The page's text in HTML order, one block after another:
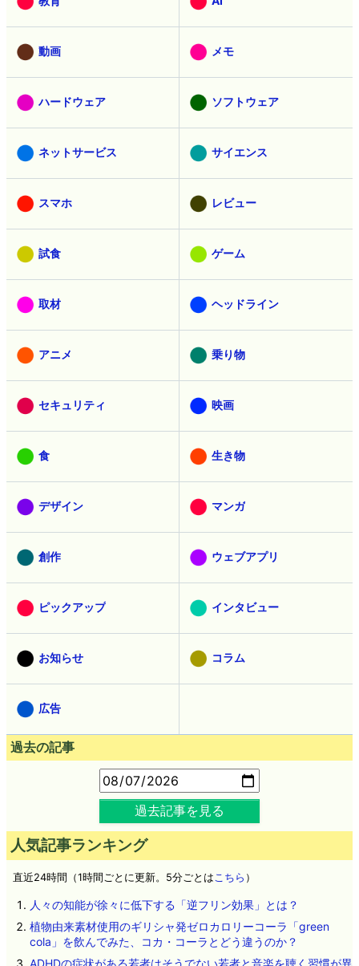
動画 メモ
ハードウェア ソフトウェア
ネットサービス サイエンス
スマホ レビュー
試食 ゲーム
取材 ヘッドライン
アニメ 乗り物
セキュリティ 映画
食 生き物
デザイン マンガ
創作 ウェブアプリ
ピックアップ インタビュー
お知らせ コラム
広告
過去の記事
過去記事を見る
人気記事ランキング
直近24時間（1時間ごとに更新。5分ごとは こちら ）
人々の知能が徐々に低下する「逆フリン効果」とは？
植物由来素材使用のギリシャ発ゼロカロリーコーラ「green
cola」を飲んでみた、コカ・コーラとどう違うのか？
ADHDの症状がある若者はそうでない若者と音楽を聴く習慣が異